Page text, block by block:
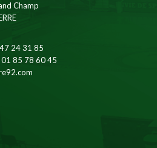
Champ
24 31 85
85 78 60 45